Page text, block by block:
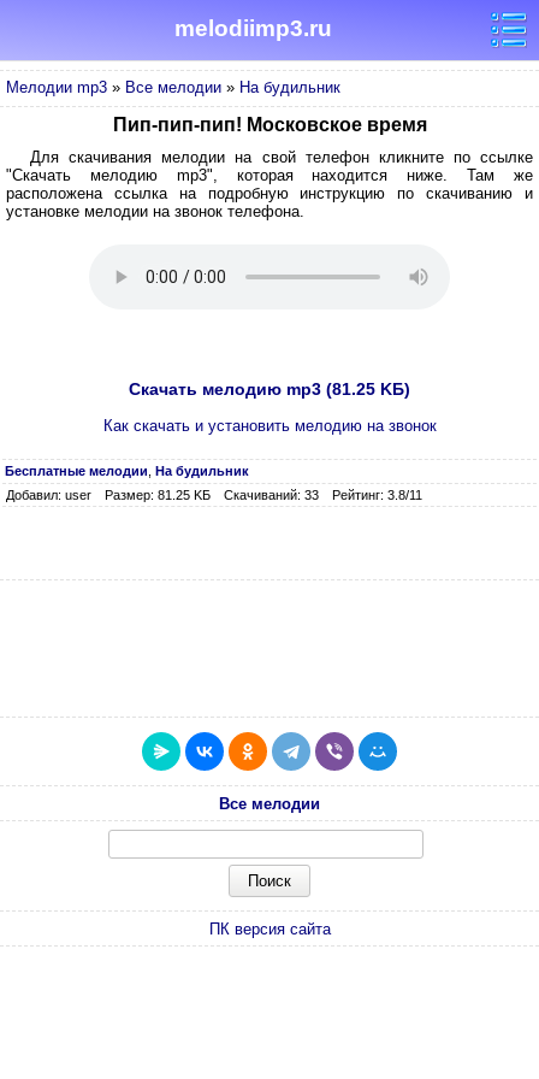
melodiimp3.ru
Мелодии mp3 » Все мелодии » На будильник
Пип-пип-пип! Московское время
Для скачивания мелодии на свой телефон кликните по ссылке
"Скачать мелодию mp3", которая находится ниже. Там же
расположена ссылка на подробную инструкцию по скачиванию и
установке мелодии на звонок телефона.
Скачать мелодию mp3 (81.25 KБ)
Как скачать и установить мелодию на звонок
Бесплатные мелодии На будильник
Добавил: user
Размер: 81.25 KБ Скачиваний: 33 Рейтинг: 3.8/11
Все мелодии
ПК версия сайта